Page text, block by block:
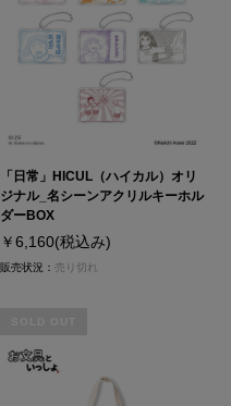
「日常」HICUL（ハイカル）オリ
ジナル_名シーンアクリルキーホル
ダーBOX
￥6,160(税込み)
販売状況：売り切れ